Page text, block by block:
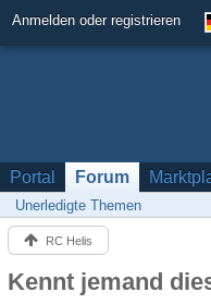
Anmelden oder registrieren
Portal Forum
Unerledigte Themen
RC Helis
Kennt jemand